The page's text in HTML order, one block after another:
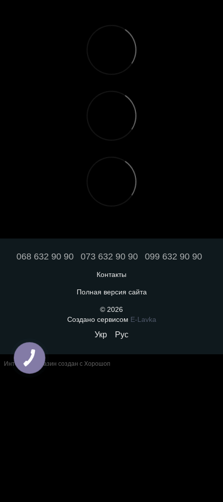
068 632 90 90 073 632 90 90 099 632 90 90
Контакты
Полная версия сайта
© 2026
Создано сервисом E-Lavka
Укр Рус
Интернет-магазин создан с Хорошоп